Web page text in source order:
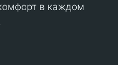
в каждом